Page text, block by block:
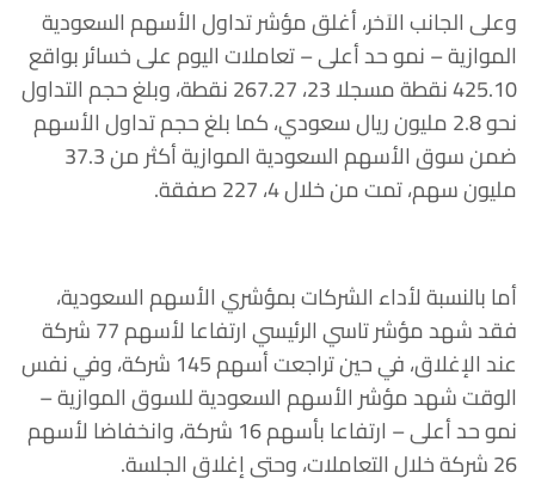
وعلى الجانب الاَخر، أغلق مؤشر تداول الأسهم السعودية
الموازية – نمو حد أعلى – تعاملات اليوم على خسائر بواقع
425.10 نقطة مسجلا 23، 267.27 نقطة، وبلغ حجم التداول
نحو 2.8 مليون ريال سعودي، كما بلغ حجم تداول الأسهم
ضمن سوق الأسهم السعودية الموازية أكثر من 37.3
مليون سهم، تمت من خلال 4، 227 صفقة.
أما بالنسبة لأداء الشركات بمؤشري الأسهم السعودية،
فقد شهد مؤشر تاسي الرئيسي ارتفاعا لأسهم 77 شركة
عند الإغلاق، في حين تراجعت أسهم 145 شركة، وفي نفس
الوقت شهد مؤشر الأسهم السعودية للسوق الموازية –
نمو حد أعلى – ارتفاعا بأسهم 16 شركة، وانخفاضا لأسهم
26 شركة خلال التعاملات، وحتى إغلاق الجلسة.